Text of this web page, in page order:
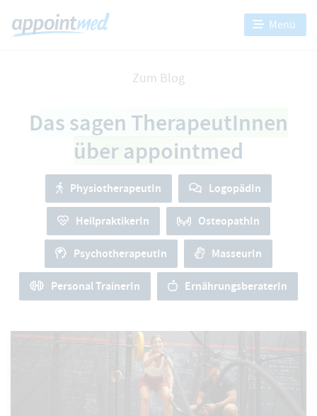
Menü
Zum Blog
Das sagen TherapeutInnen
über appointmed
PhysiotherapeutIn LogopädIn
HeilpraktikerIn OsteopathIn
PsychotherapeutIn MasseurIn
Personal TrainerIn ErnährungsberaterIn